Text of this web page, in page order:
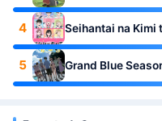
4 Seihantai na Kimi
5 Grand Blue